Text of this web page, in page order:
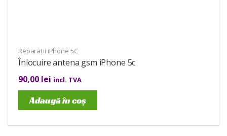
Reparații iPhone 5C
Înlocuire antena gsm iPhone 5c
90,00 lei incl. TVA
Adaugă în coș